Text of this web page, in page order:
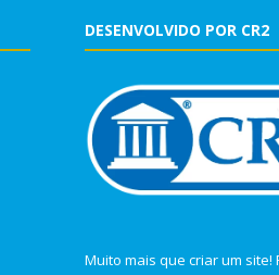
DESENVOLVIDO POR CR2
Muito mais que criar um site!